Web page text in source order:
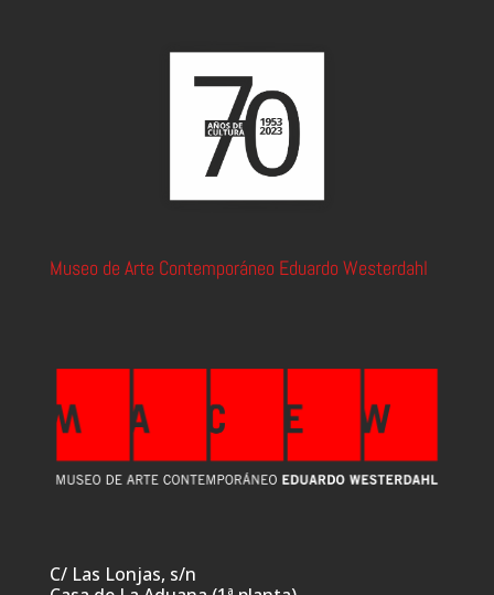
Museo de Arte Contemporáneo Eduardo Westerdahl
C/ Las Lonjas, s/n